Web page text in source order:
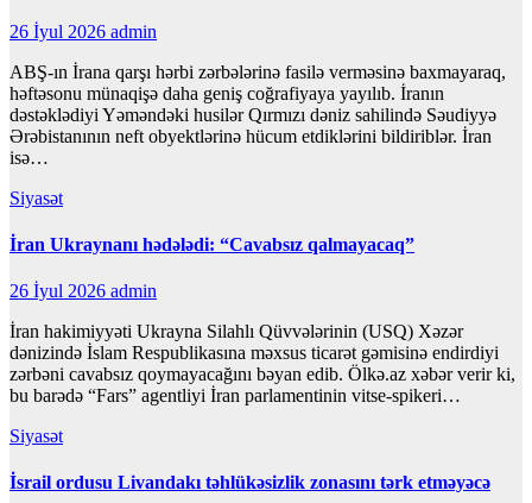
26 İyul 2026 admin
ABŞ-ın İrana qarşı hərbi zərbələrinə fasilə verməsinə baxmayaraq,
həftəsonu münaqişə daha geniş coğrafiyaya yayılıb. İranın
dəstəklədiyi Yəməndəki husilər Qırmızı dəniz sahilində Səudiyyə
Ərəbistanının neft obyektlərinə hücum etdiklərini bildiriblər. İran
isə…
Siyasət
İran Ukraynanı hədələdi: “Cavabsız qalmayacaq”
26 İyul 2026 admin
İran hakimiyyəti Ukrayna Silahlı Qüvvələrinin (USQ) Xəzər
dənizində İslam Respublikasına məxsus ticarət gəmisinə endirdiyi
zərbəni cavabsız qoymayacağını bəyan edib. Ölkə.az xəbər verir ki,
bu barədə “Fars” agentliyi İran parlamentinin vitse-spikeri…
Siyasət
İsrail ordusu Livandakı təhlükəsizlik zonasını tərk etməyəcə